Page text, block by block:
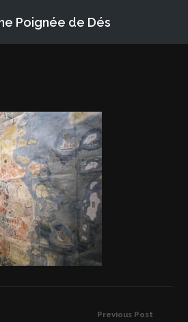
Poignée de Dés
Previous Post